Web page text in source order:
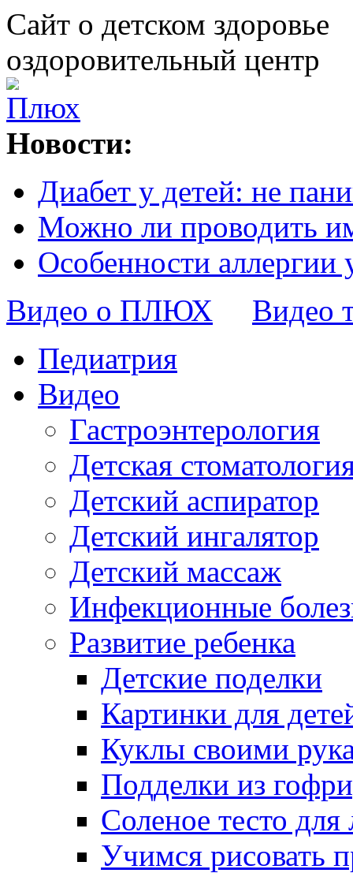
Сайт о детском здоровье
оздоровительный центр
Новости:
Диабет у детей: не
Можно ли проводить
Особенности аллергии
Видео о ПЛЮХ
Видео
Педиатрия
Видео
Гастроэнтерология
Детская
Детский аспиратор
Детский ингалятор
Детский массаж
Инфекционные
Развитие ребенка
Детские поделки
Картинки для
Куклы своими
Подделки из
Соленое тесто для
Учимся рисовать